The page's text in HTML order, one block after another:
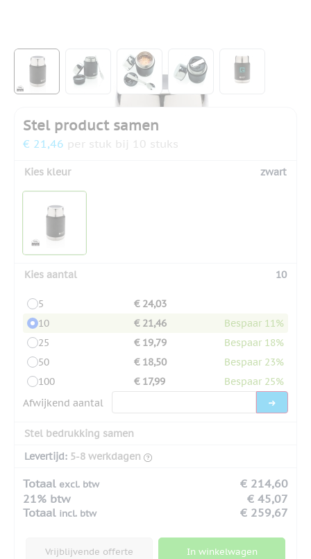
View larger image
View larger imageView larger image
View larger image
View larger
Stel product samen
€ 21,46 per stuk bij 10 stuks
Kies kleur zwart
Kies aantal 10
5
€ 24,03
10
€ 21,46
Bespaar 11%
25
€ 19,79
Bespaar 18%
50
€ 18,50
Bespaar 23%
100
€ 17,99
Bespaar 25%
Afwijkend aantal
Stel bedrukking samen
Levertijd: 5-8 werkdagen
Totaal excl. btw
€ 214,60
21% btw
€ 45,07
Totaal incl. btw € 259,67
Vrijblijvende offerte In winkelwagen